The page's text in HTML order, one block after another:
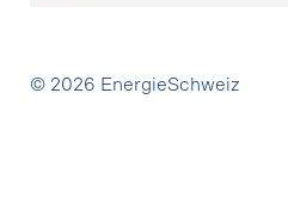
Partner
© 2026 EnergieSchweiz